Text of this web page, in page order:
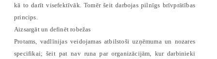
kā to darīt visefektīvāk. Tomēr šeit darbojas pilnīgs brīvprātības
princips.
Aizsargāt un definēt robežas
Protams, vadlīnijas veidojamas atbilstoši uzņēmuma un nozares
specifikai; šeit pat nav runa par organizācijām, kur darbinieki